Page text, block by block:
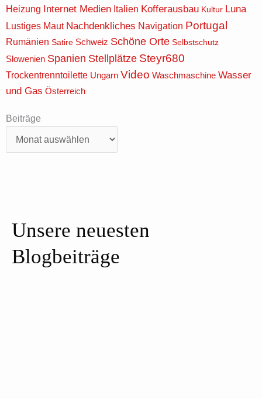
Heizung Internet Medien Italien Kofferausbau Kultur Luna
Lustiges Maut Nachdenkliches Navigation Portugal
Rumänien Satire Schweiz Schöne Orte Selbstschutz
Slowenien Spanien Stellplätze Steyr680
Trockentrenntoilette Ungarn Video Waschmaschine Wasser
und Gas Österreich
Beiträge
Beiträge
Unsere neuesten
Blogbeiträge